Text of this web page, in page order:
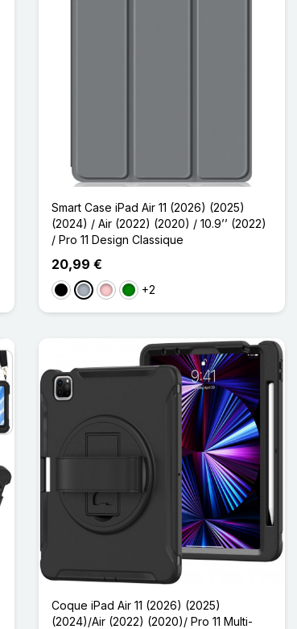
Smart Case iPad Air 11 (2026) (2025)
(2024) / Air (2022) (2020) / 10.9’’ (2022)
/ Pro 11 Design Classique
20,99 €
NoirGris RoseVert+2
Coque iPad Air 11 (2026) (2025)
(2024)/Air (2022) (2020)/ Pro 11 Multi-